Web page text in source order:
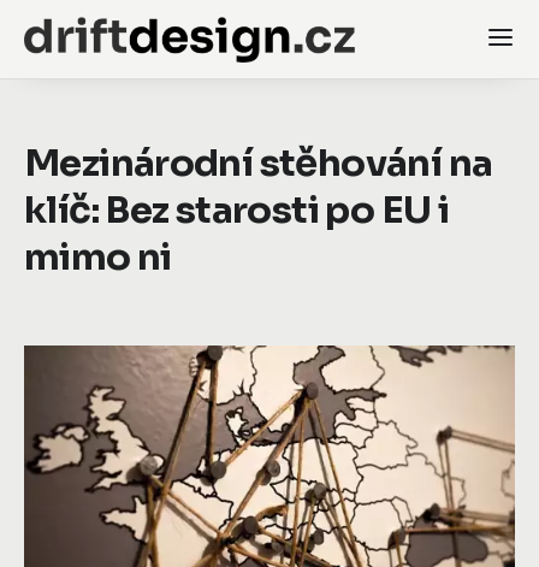
Mezinárodní stěhování na
klíč: Bez starosti po EU i
mimo ni